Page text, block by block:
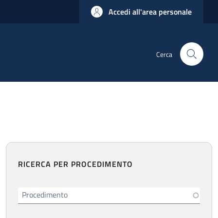
Accedi all'area personale
Cerca
RICERCA PER PROCEDIMENTO
Procedimento